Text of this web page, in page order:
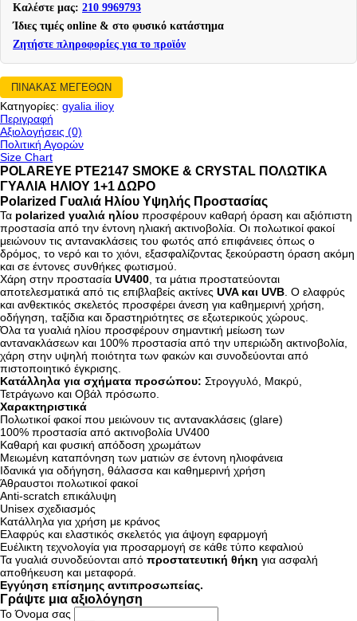
Καλέστε μας: 210 9969793
Ίδιες τιμές online & στο φυσικό κατάστημα
Ζητήστε πληροφορίες για το προϊόν
ΠΙΝΑΚΑΣ ΜΕΓΕΘΩΝ
Κατηγορίες: gyalia ilioy
Περιγραφή
Αξιολογήσεις (0)
Πολιτική Αγορών
Size Chart
POLAREYE PTE2147 SMOKE & CRYSTAL ΠΟΛΩΤΙΚΑ
ΓΥΑΛΙΑ ΗΛΙΟΥ 1+1 ΔΩΡΟ
Polarized Γυαλιά Ηλίου Υψηλής Προστασίας
Τα polarized γυαλιά ηλίου προσφέρουν καθαρή όραση και αξιόπιστη
προστασία από την έντονη ηλιακή ακτινοβολία. Οι πολωτικοί φακοί
μειώνουν τις αντανακλάσεις του φωτός από επιφάνειες όπως ο
δρόμος, το νερό και το χιόνι, εξασφαλίζοντας ξεκούραστη όραση ακόμη
και σε έντονες συνθήκες φωτισμού.
Χάρη στην προστασία UV400 , τα μάτια προστατεύονται
αποτελεσματικά από τις επιβλαβείς ακτίνες UVA και UVB . Ο ελαφρύς
και ανθεκτικός σκελετός προσφέρει άνεση για καθημερινή χρήση,
οδήγηση, ταξίδια και δραστηριότητες σε εξωτερικούς χώρους.
Όλα τα γυαλιά ηλίου προσφέρουν σημαντική μείωση των
αντανακλάσεων και 100% προστασία από την υπεριώδη ακτινοβολία,
χάρη στην υψηλή ποιότητα των φακών και συνοδεύονται από
πιστοποιητικό έγκρισης.
Κατάλληλα για σχήματα προσώπου: Στρογγυλό, Μακρύ,
Τετράγωνο και Οβάλ πρόσωπο.
Χαρακτηριστικά
Πολωτικοί φακοί που μειώνουν τις αντανακλάσεις (glare)
100% προστασία από ακτινοβολία UV400
Καθαρή και φυσική απόδοση χρωμάτων
Μειωμένη καταπόνηση των ματιών σε έντονη ηλιοφάνεια
Ιδανικά για οδήγηση, θάλασσα και καθημερινή χρήση
Άθραυστοι πολωτικοί φακοί
Anti-scratch επικάλυψη
Unisex σχεδιασμός
Κατάλληλα για χρήση με κράνος
Ελαφρύς και ελαστικός σκελετός για άψογη εφαρμογή
Ευέλικτη τεχνολογία για προσαρμογή σε κάθε τύπο κεφαλιού
Τα γυαλιά συνοδεύονται από προστατευτική θήκη για ασφαλή
αποθήκευση και μεταφορά.
Εγγύηση επίσημης αντιπροσωπείας.
Γράψτε μια αξιολόγηση
Το Όνομα σας